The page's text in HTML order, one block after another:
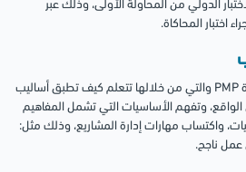
الدولي من المحاولة الأولى، وذلك عبر
اختبار المحاكاة.
يقدم لك مركز مران للتدريب دورة PMP والتي من خلالها تتعلم كيف تطبق أساليب
وتفهم الأساسيات التي تشمل المفاهيم
واكتساب مهارات إدارة المشاريع، وذلك مثل:
عمل ناجح.